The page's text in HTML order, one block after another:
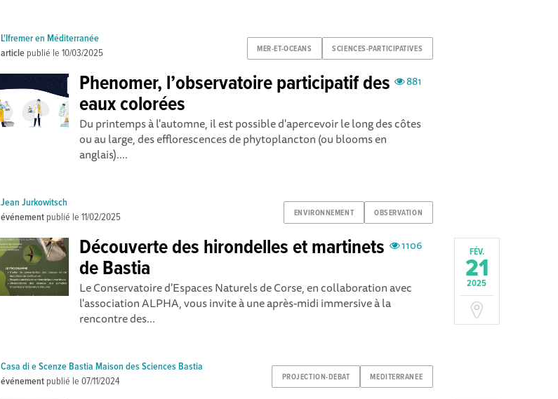
MER-ET-OCEANS SCIENCES-PARTICIPATIVES
L'Ifremer en Méditerranée
article publié le10/03/2025
881
Phenomer, l’observatoire participatif des
eaux colorées
Du printemps à l'automne, il est possible d'apercevoir le long des côtes
ou au large, des efflorescences de phytoplancton (ou blooms en
anglais)....
ENVIRONNEMENT OBSERVATION
Jean Jurkowitsch
événement publié le11/02/2025
FÉV.
21
2025
1106
Découverte des hirondelles et martinets
de Bastia
Le Conservatoire d'Espaces Naturels de Corse, en collaboration avec
l'association ALPHA, vous invite à une après-midi immersive à la
rencontre des...
PROJECTION-DEBAT MEDITERRANEE
Casa di e Scenze Bastia Maison des Sciences Bastia
événement publié le07/11/2024